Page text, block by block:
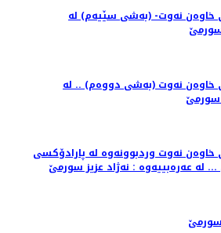
خاوه‌ن نه‌وت- (به‌شی سێیه‌م) له‌
سورمێ
خاوه‌ن نه‌وت (به‌شی دووه‌م) .. له‌
سورمێ
نه‌وت وردبوونه‌وه‌ له‌ پارادۆكسی
له‌ عه‌ره‌بییه‌وه‌ : نه‌ژاد عزیز سورمێ
سورمێ